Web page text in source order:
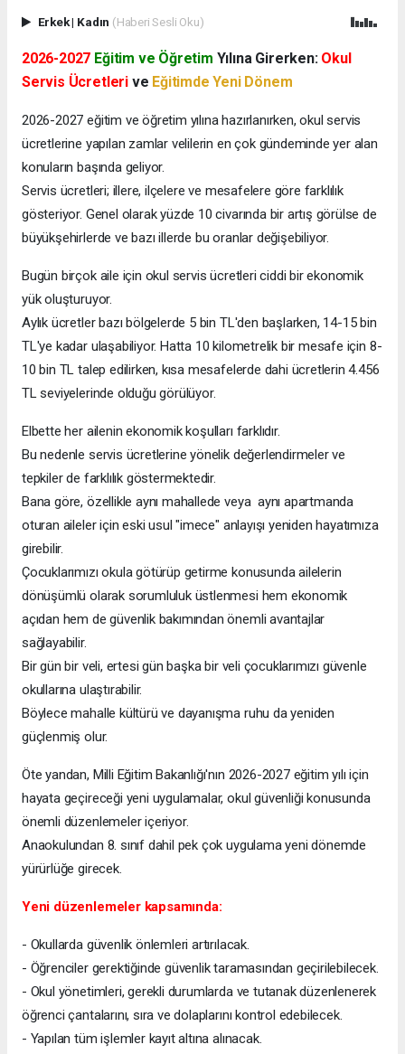
Erkek| Kadın (Haberi Sesli Oku)
2026-2027 Eğitim ve Öğretim Yılına Girerken: Okul
Servis Ücretleri ve Eğitimde Yeni Dönem
2026-2027 eğitim ve öğretim yılına hazırlanırken, okul servis
ücretlerine yapılan zamlar velilerin en çok gündeminde yer alan
konuların başında geliyor.
Servis ücretleri; illere, ilçelere ve mesafelere göre farklılık
gösteriyor. Genel olarak yüzde 10 civarında bir artış görülse de
büyükşehirlerde ve bazı illerde bu oranlar değişebiliyor.
Bugün birçok aile için okul servis ücretleri ciddi bir ekonomik
yük oluşturuyor.
Aylık ücretler bazı bölgelerde 5 bin TL'den başlarken, 14-15 bin
TL'ye kadar ulaşabiliyor. Hatta 10 kilometrelik bir mesafe için 8-
10 bin TL talep edilirken, kısa mesafelerde dahi ücretlerin 4.456
TL seviyelerinde olduğu görülüyor.
Elbette her ailenin ekonomik koşulları farklıdır.
Bu nedenle servis ücretlerine yönelik değerlendirmeler ve
tepkiler de farklılık göstermektedir.
Bana göre, özellikle aynı mahallede veya aynı apartmanda
oturan aileler için eski usul "imece" anlayışı yeniden hayatımıza
girebilir.
Çocuklarımızı okula götürüp getirme konusunda ailelerin
dönüşümlü olarak sorumluluk üstlenmesi hem ekonomik
açıdan hem de güvenlik bakımından önemli avantajlar
sağlayabilir.
Bir gün bir veli, ertesi gün başka bir veli çocuklarımızı güvenle
okullarına ulaştırabilir.
Böylece mahalle kültürü ve dayanışma ruhu da yeniden
güçlenmiş olur.
Öte yandan, Milli Eğitim Bakanlığı'nın 2026-2027 eğitim yılı için
hayata geçireceği yeni uygulamalar, okul güvenliği konusunda
önemli düzenlemeler içeriyor.
Anaokulundan 8. sınıf dahil pek çok uygulama yeni dönemde
yürürlüğe girecek.
Yeni düzenlemeler kapsamında:
- Okullarda güvenlik önlemleri artırılacak.
- Öğrenciler gerektiğinde güvenlik taramasından geçirilebilecek.
- Okul yönetimleri, gerekli durumlarda ve tutanak düzenlenerek
öğrenci çantalarını, sıra ve dolaplarını kontrol edebilecek.
- Yapılan tüm işlemler kayıt altına alınacak.